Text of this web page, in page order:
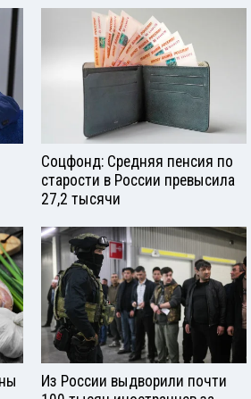
Соцфонд: Средняя пенсия по
старости в России превысила
27,2 тысячи
Из России выдворили почти